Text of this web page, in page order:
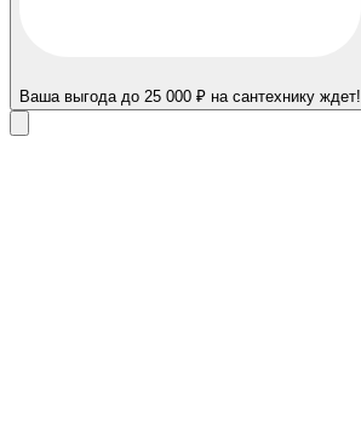
Ваша выгода до 25 000 ₽ на сантехнику ждет!